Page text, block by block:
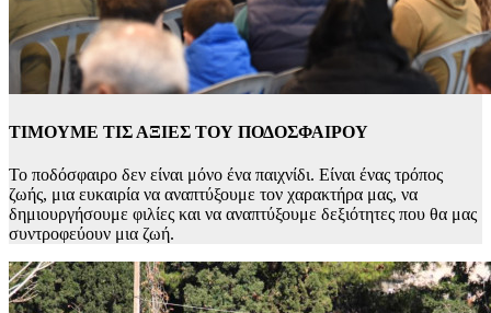
ΤΙΜΟΥΜΕ ΤΙΣ ΑΞΙΕΣ ΤΟΥ ΠΟΔΟΣΦΑΙΡΟΥ
Το ποδόσφαιρο δεν είναι μόνο ένα παιχνίδι. Είναι ένας τρόπος
ζωής, μια ευκαιρία να αναπτύξουμε τον χαρακτήρα μας, να
δημιουργήσουμε φιλίες και να αναπτύξουμε δεξιότητες που θα μας
συντροφεύουν μια ζωή.